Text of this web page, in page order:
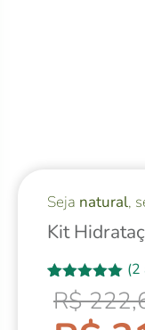
Seja natural,
Kit
Avaliado
como5.00
de 5, com
(2
R$